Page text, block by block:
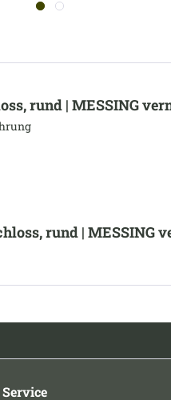
rund | MESSING
rund | MESSING